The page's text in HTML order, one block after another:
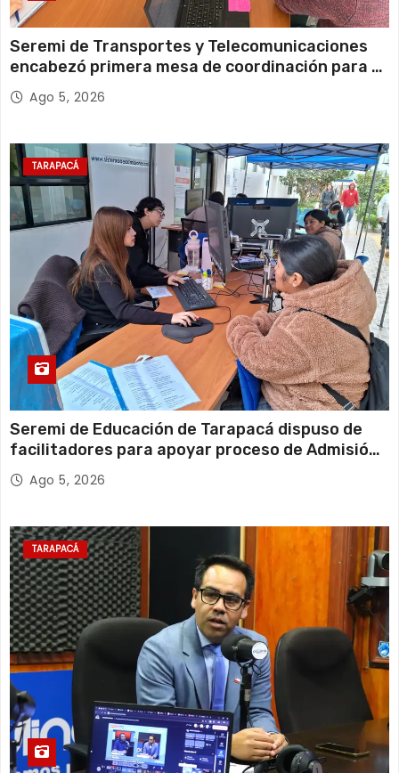
Seremi de Transportes y Telecomunicaciones
encabezó primera mesa de coordinación para el
retiro de cables en desuso en Iquique
Ago 5, 2026
TARAPACÁ
Seremi de Educación de Tarapacá dispuso de
facilitadores para apoyar proceso de Admisión
Escolar 2027
Ago 5, 2026
TARAPACÁ